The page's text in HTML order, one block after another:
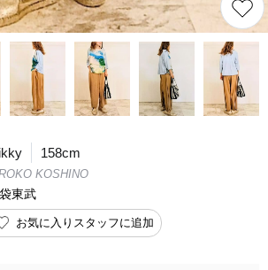
158cm
KOSHINO
東武
お気に入りスタッフに追加